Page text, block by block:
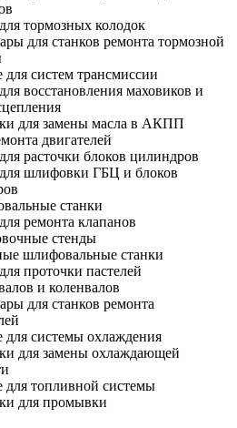
тормозных колодок
для станков ремонта тормозной
систем трансмиссии
восстановления маховиков и
для замены масла в АКПП
двигателей
расточки блоков цилиндров
шлифовки ГБЦ и блоков
станки
ремонта клапанов
стенды
шлифовальные станки
проточки пастелей
и коленвалов
для станков ремонта
для системы охлаждения
для замены охлаждающей
для топливной системы
для промывки